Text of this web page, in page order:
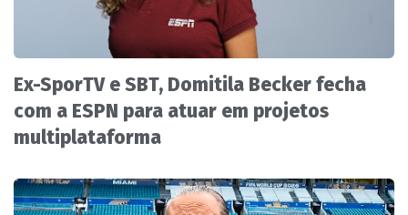
Ex-SporTV e SBT, Domitila Becker fecha
com a ESPN para atuar em projetos
multiplataforma